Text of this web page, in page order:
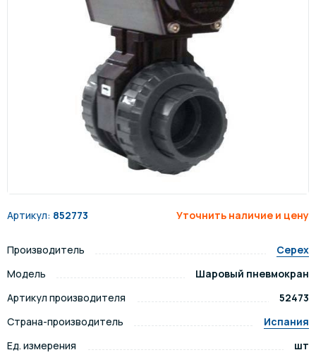
Артикул: 852773 Уточнить наличие и цену
Производитель
Cepex
Модель
Шаровый пневмокран
Артикул производителя
52473
Страна-производитель
Испания
Ед. измерения
шт